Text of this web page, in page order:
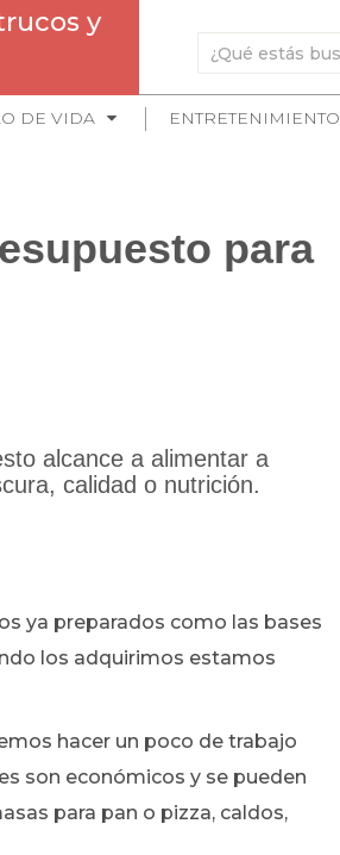
y
DE VIDA ENTRETENIMIENTO
para
alcance a alimentar a
calidad o nutrición.
ya preparados como las bases
los adquirimos estamos
hacer un poco de trabajo
son económicos y se pueden
para pan o pizza, caldos,